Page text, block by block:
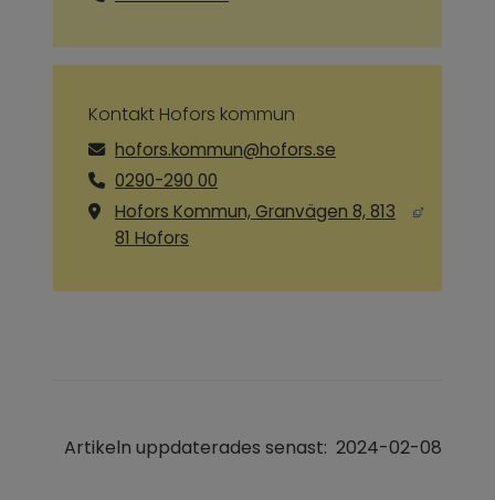
Kontakt Hofors kommun
hofors.kommun@hofors.se
0290-290 00
Hofors Kommun, Granvägen 8, 813
81 Hofors
Artikeln uppdaterades senast: 2024-02-08